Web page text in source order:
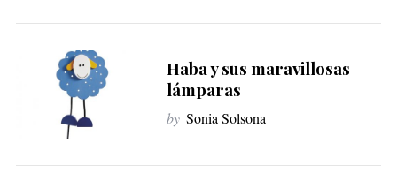
Haba y sus maravillosas
lámparas
by Sonia Solsona